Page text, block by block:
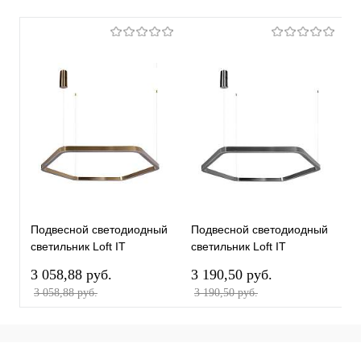
Подвесной светодиодный
светильник Loft IT
3 058,88 pуб.
3 058,88 pуб.
Подвесной светодиодный
светильник Loft IT
grey
3 190,50 pуб.
3 190,50 pуб.